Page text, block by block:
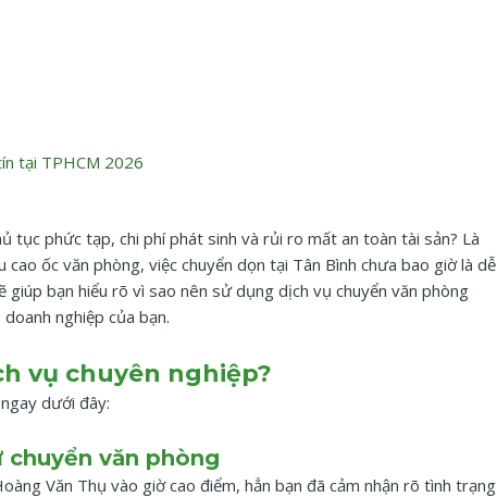
tại TPHCM 2026
tục phức tạp, chi phí phát sinh và rủi ro mất an toàn tài sản? Là
ốc văn phòng, việc chuyển dọn tại Tân Bình chưa bao giờ là dễ
bạn hiểu rõ vì sao nên sử dụng dịch vụ chuyển văn phòng
nghiệp của bạn.
vụ chuyên nghiệp?
dưới đây:
văn phòng
Văn Thụ vào giờ cao điểm, hẳn bạn đã cảm nhận rõ tình trạng